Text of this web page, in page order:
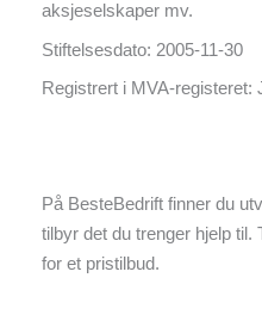
aksjeselskaper mv.
Stiftelsesdato: 2005-11-30
Registrert i MVA-registeret:
På BesteBedrift finner du
tilbyr det du trenger hjelp til.
for et pristilbud.